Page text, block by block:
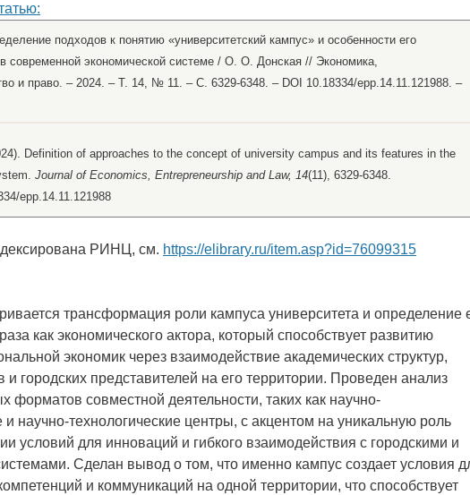
подходов к понятию «университетский кампус» и особенности его
современной экономической системе / О. О. Донская // Экономика,
и право. – 2024. – Т. 14, № 11. – С. 6329-6348. – DOI 10.18334/epp.14.11.121988. –
Definition of approaches to the concept of university campus and its features in the
Journal of Economics, Entrepreneurship and Law, 14(11), 6329-6348.
epp.14.11.121988
РИНЦ, см. https://elibrary.ru/item.asp?id=76099315
трансформация роли кампуса университета и определение
как экономического актора, который способствует развитию
экономик через взаимодействие академических структур,
и городских представителей на его территории. Проведен анализ
форматов совместной деятельности, таких как научно-
научно-технологические центры, с акцентом на уникальную роль
условий для инноваций и гибкого взаимодействия с городскими и
Сделан вывод о том, что именно кампус создает условия
и коммуникаций на одной территории, что способствует